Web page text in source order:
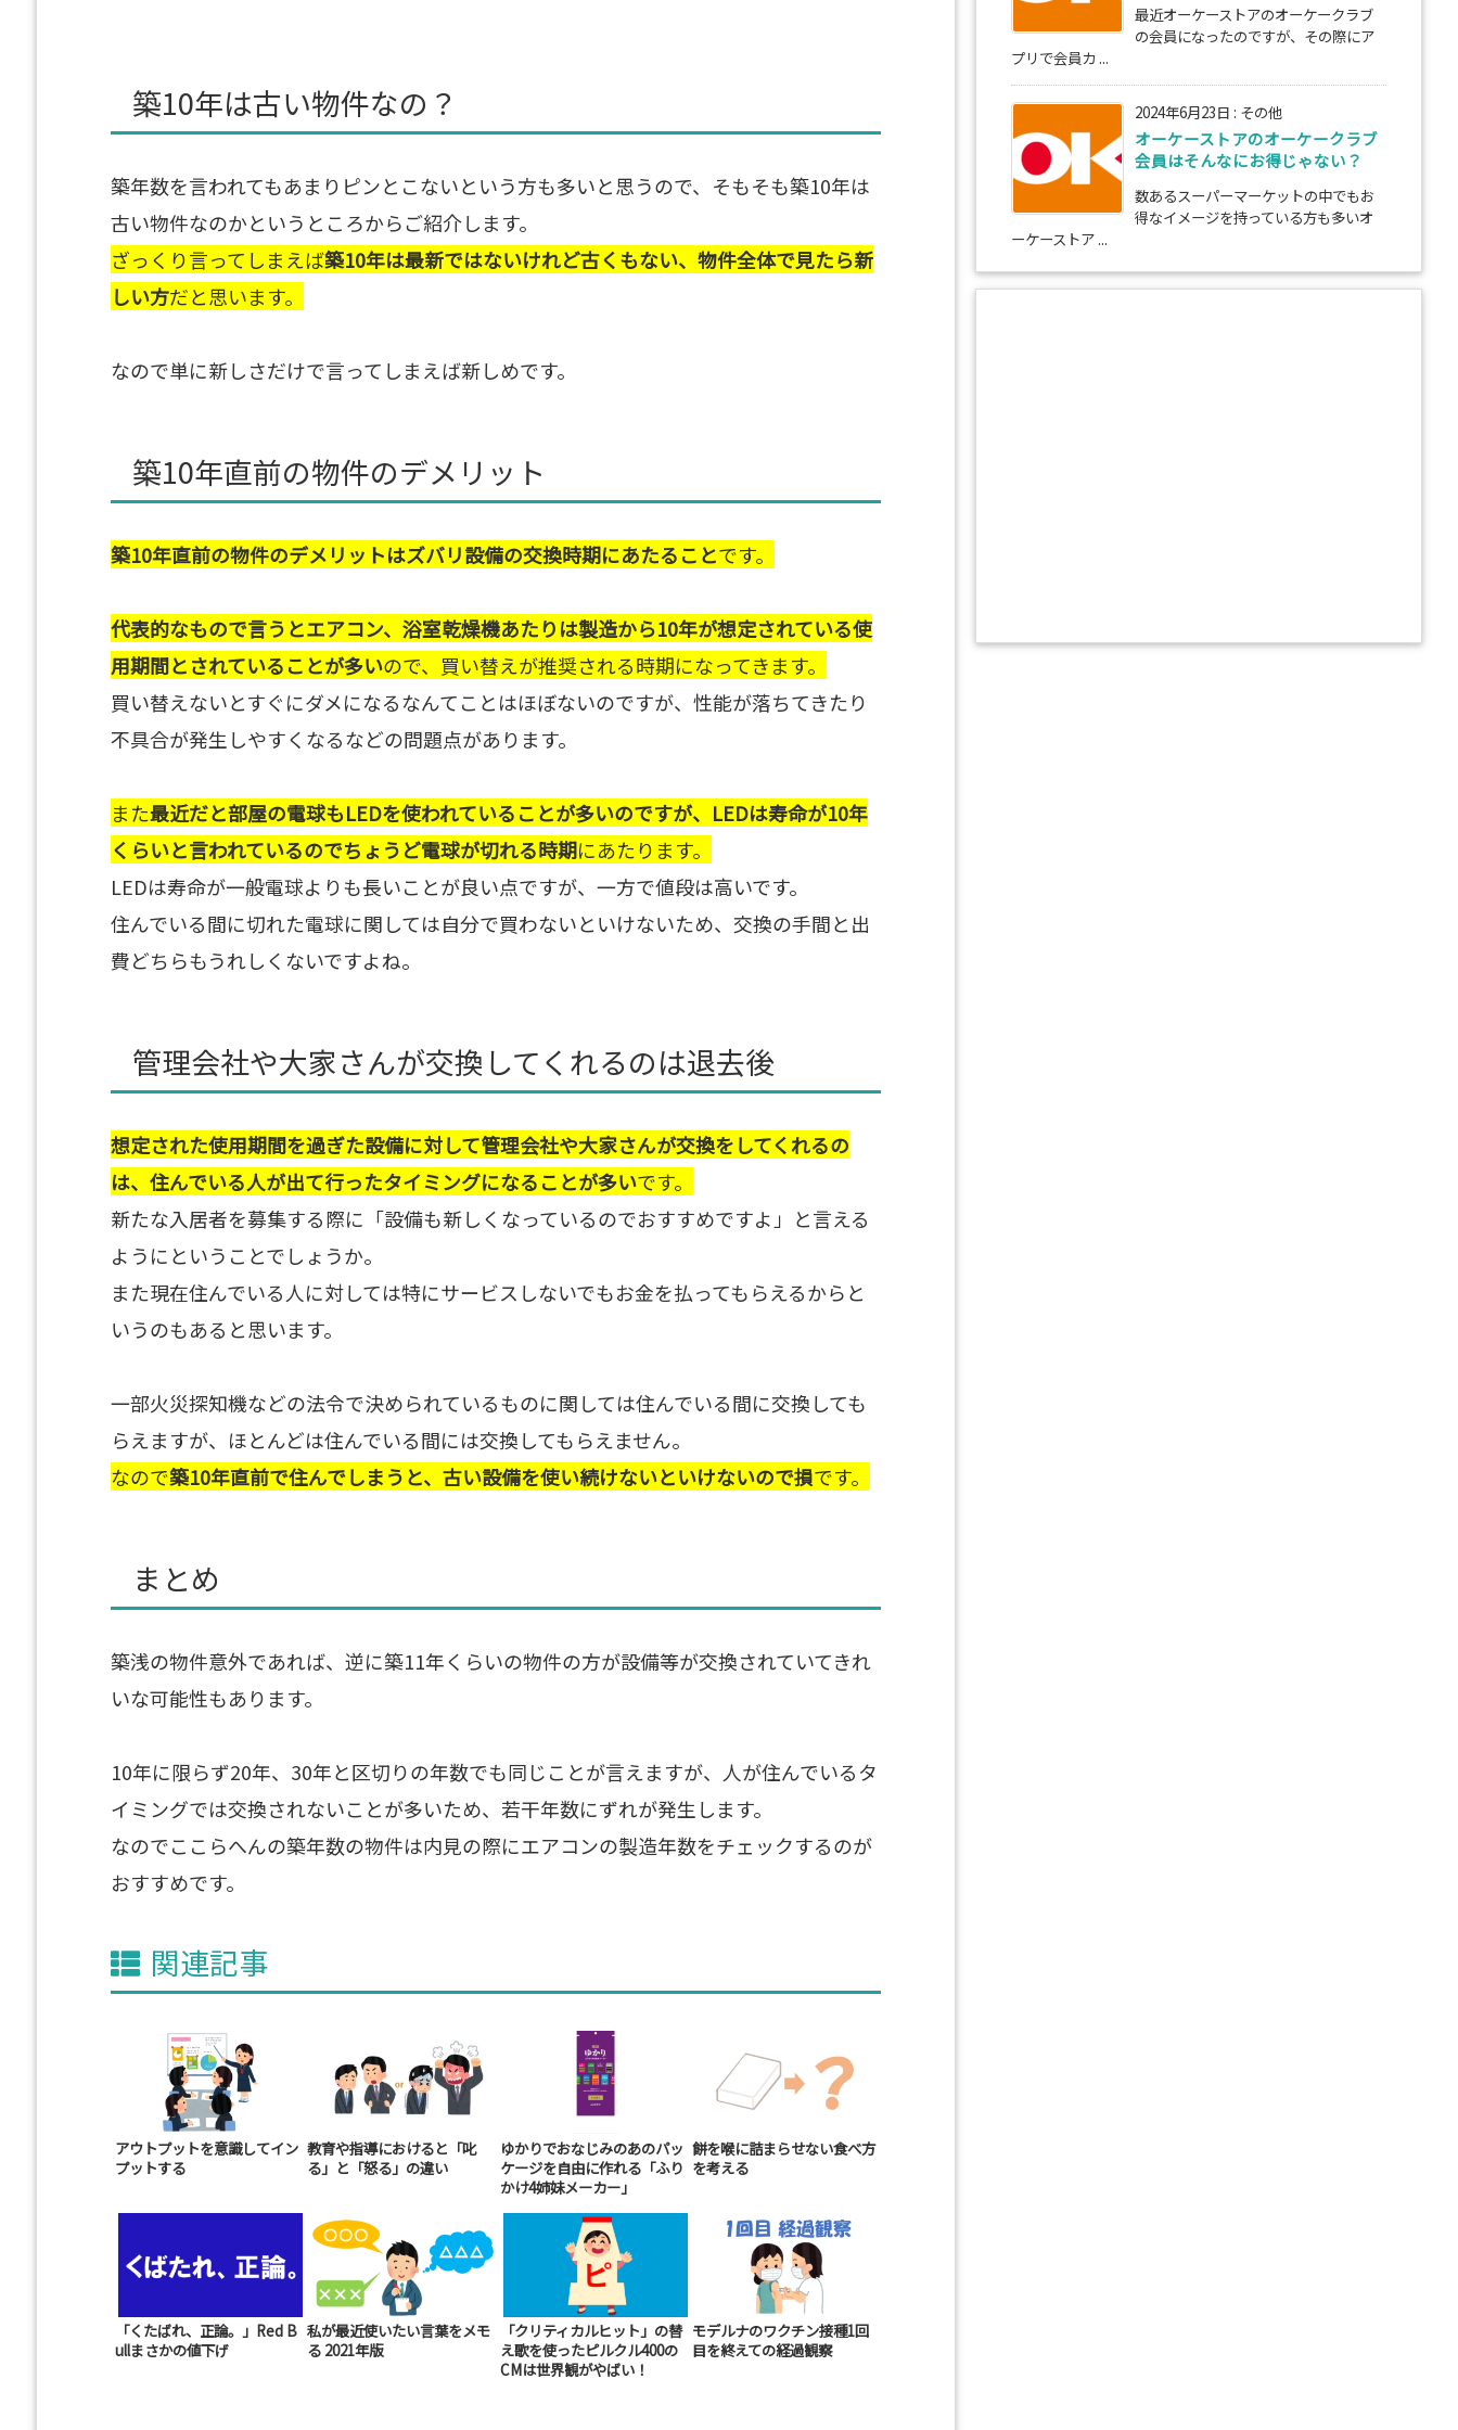
築10年は古い物件なの？
築年数を言われてもあまりピンとこないという方も多いと思うので、そもそも築10年は
古い物件なのかというところからご紹介します。
ざっくり言ってしまえば築10年は最新ではないけれど古くもない、物件全体で見たら新
しい方だと思います。
なので単に新しさだけで言ってしまえば新しめです。
築10年直前の物件のデメリット
築10年直前の物件のデメリットはズバリ設備の交換時期にあたることです。
代表的なもので言うとエアコン、浴室乾燥機あたりは製造から10年が想定されている使
用期間とされていることが多いので、買い替えが推奨される時期になってきます。
買い替えないとすぐにダメになるなんてことはほぼないのですが、性能が落ちてきたり
不具合が発生しやすくなるなどの問題点があります。
また最近だと部屋の電球もLEDを使われていることが多いのですが、LEDは寿命が10年
くらいと言われているのでちょうど電球が切れる時期にあたります。
LEDは寿命が一般電球よりも長いことが良い点ですが、一方で値段は高いです。
住んでいる間に切れた電球に関しては自分で買わないといけないため、交換の手間と出
費どちらもうれしくないですよね。
管理会社や大家さんが交換してくれるのは退去後
想定された使用期間を過ぎた設備に対して管理会社や大家さんが交換をしてくれるの
は、住んでいる人が出て行ったタイミングになることが多いです。
新たな入居者を募集する際に「設備も新しくなっているのでおすすめですよ」と言える
ようにということでしょうか。
また現在住んでいる人に対しては特にサービスしないでもお金を払ってもらえるからと
いうのもあると思います。
一部火災探知機などの法令で決められているものに関しては住んでいる間に交換しても
らえますが、ほとんどは住んでいる間には交換してもらえません。
なので築10年直前で住んでしまうと、古い設備を使い続けないといけないので損です。
まとめ
築浅の物件意外であれば、逆に築11年くらいの物件の方が設備等が交換されていてきれ
いな可能性もあります。
10年に限らず20年、30年と区切りの年数でも同じことが言えますが、人が住んでいるタ
イミングでは交換されないことが多いため、若干年数にずれが発生します。
なのでここらへんの築年数の物件は内見の際にエアコンの製造年数をチェックするのが
おすすめです。
関連記事
アウトプットを意識してイン
プットする
教育や指導におけると「叱
る」と「怒る」の違い
ゆかりでおなじみのあのパッ
ケージを自由に作れる「ふり
かけ4姉妹メーカー」
餅を喉に詰まらせない食べ方
を考える
「くたばれ、正論。」Red B
ullまさかの値下げ
私が最近使いたい言葉をメモ
る 2021年版
「クリティカルヒット」の替
え歌を使ったピルクル400の
CMは世界観がやばい！
モデルナのワクチン接種1回
目を終えての経過観察
最近オーケーストアのオーケークラブ
の会員になったのですが、その際にア
プリで会員カ ...
2024年6月23日 : その他
オーケーストアのオーケークラブ
会員はそんなにお得じゃない？
数あるスーパーマーケットの中でもお
得なイメージを持っている方も多いオ
ーケーストア ...